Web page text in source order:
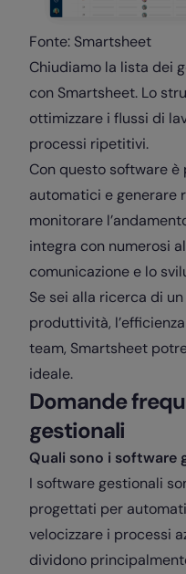
Fonte: Smartsheet
Chiudiamo la lista dei
con Smartsheet. Lo
ottimizzare i flussi di
processi ripetitivi.
Con questo software
automatici e generare
monitorare
integra con numerosi
comunicazione e lo
Se sei alla ricerca di
produttività,
team, Smartsheet
ideale.
Domande
gestionali
Quali sono i software
I software gestionali
progettati per
velocizzare i processi
dividono